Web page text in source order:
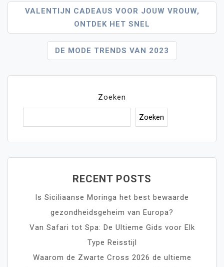
Bericht
Navigatie
VALENTIJN CADEAUS VOOR JOUW VROUW,
ONTDEK HET SNEL
DE MODE TRENDS VAN 2023
Zoeken
Zoeken
RECENT POSTS
Is Siciliaanse Moringa het best bewaarde
gezondheidsgeheim van Europa?
Van Safari tot Spa: De Ultieme Gids voor Elk
Type Reisstijl
Waarom de Zwarte Cross 2026 de ultieme